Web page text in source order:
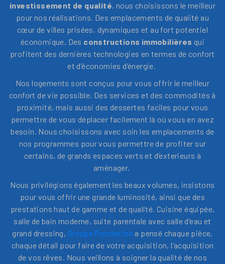
investissement de qualité, nous choisissons le meilleur
pour nos réalisations. Des emplacements de qualité au
cœur de villes prisées, dynamiques et au fort potentiel
économique. Des constructions immobilières qui
profitent des dernières technologies en termes de confort
et d’économies d’énergie.
Nos logements sont conçus pour vous offrir le meilleur
confort de vie possible. Des services et des commodités à
proximité, mais aussi des dessertes faciles pour vous
permettre de vous déplacer facilement là où vous en avez
besoin. Nous choisissons avec soin les emplacements de
nos programmes pour vous permettre de profiter sur
certains, de grands espaces verts et d’exterieurs à
aménager.
Nous privilégions également les beaux volumes, insistons
pour vous offrir une grande luminosité, ainsi que des
prestations haut de gamme et de qualité. Cuisine équipée,
salle de bain moderne, suite parentale avec salle d’eau et
grand dressing, Groupe Promotion a pensé chaque pièce,
chaque détail pour faire de votre acquisition, l’acquisition
de vos rêves. Nous veillons à soigner la qualité de nos